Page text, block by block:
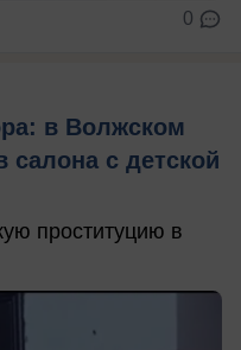
0
в Волжском
салона с детской
проституцию в